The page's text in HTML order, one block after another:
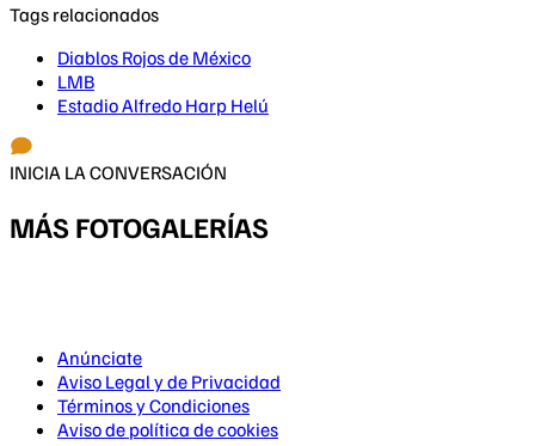
Tags relacionados
Diablos Rojos de México
LMB
Estadio Alfredo Harp Helú
INICIA LA CONVERSACIÓN
MÁS FOTOGALERÍAS
Anúnciate
Aviso Legal y de Privacidad
Términos y Condiciones
Aviso de política de cookies